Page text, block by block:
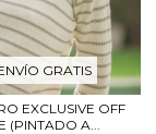
GRATIS
EXCLUSIVE OFF
(PINTADO A...